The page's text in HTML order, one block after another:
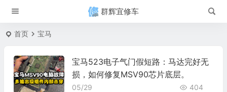
群辉宜修车
首页 宝马
宝马523电子气门假短路：马达完好无
损，如何修复MSV90芯片底层。
05/29 404